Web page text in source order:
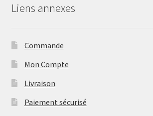
Liens annexes
Commande
Mon Compte
Livraison
Paiement sécurisé